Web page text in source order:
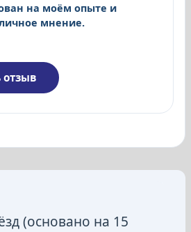
на моём опыте и
мнение.
отзыв
(основано на 15